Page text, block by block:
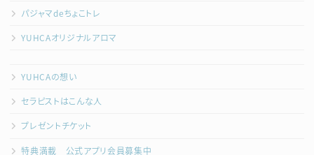
パジャマdeちょこトレ
YUHCAオリジナルアロマ
YUHCAの想い
セラピストはこんな人
プレゼントチケット
特典満載 公式アプリ会員募集中